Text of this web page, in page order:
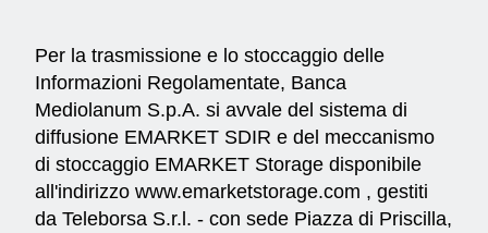
Per la trasmissione e lo stoccaggio delle
Informazioni Regolamentate, Banca
Mediolanum S.p.A. si avvale del sistema di
diffusione EMARKET SDIR e del meccanismo
di stoccaggio EMARKET Storage disponibile
all'indirizzo www.emarketstorage.com , gestiti
da Teleborsa S.r.l. - con sede Piazza di Priscilla,